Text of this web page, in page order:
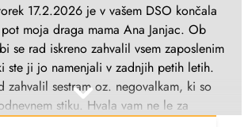
17.2.2026 je v vašem DSO končala
moja draga mama Ana Janjac. Ob
se rad iskreno zahvalil vsem zaposlenim
ste ji jo namenjali v zadnjih petih letih.
zahvalil sestram oz. negovalkam, ki so
stiku. Hvala vam ne le za